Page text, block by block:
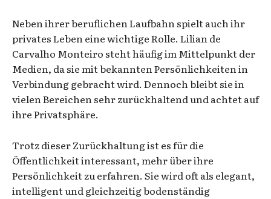
Neben ihrer beruflichen Laufbahn spielt auch ihr
privates Leben eine wichtige Rolle. Lilian de
Carvalho Monteiro steht häufig im Mittelpunkt der
Medien, da sie mit bekannten Persönlichkeiten in
Verbindung gebracht wird. Dennoch bleibt sie in
vielen Bereichen sehr zurückhaltend und achtet auf
ihre Privatsphäre.
Trotz dieser Zurückhaltung ist es für die
Öffentlichkeit interessant, mehr über ihre
Persönlichkeit zu erfahren. Sie wird oft als elegant,
intelligent und gleichzeitig bodenständig